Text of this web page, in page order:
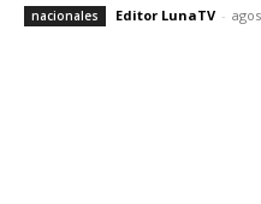
nacionales Editor LunaTV -